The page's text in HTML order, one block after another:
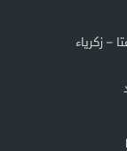
– زكرياء